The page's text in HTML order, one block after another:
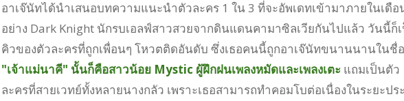
อาเจ๊นัทได้นำเสนอบทความแนะนำตัวละคร 1 ใน 3 ที่จะอัพเดทเข้ามาภายในเดื
อย่าง Dark Knight นักรบเอลฟ์สาวสวยจากดินแดนคามาซิลเวียกันไปแล้ว วันนี้ก็
คิวของตัวละครที่ถูกเพื่อนๆ โหวตติดอันดับ ซึ่งเธอคนนี้ถูกอาเจ๊นัทขนานนานในชื่อ
"เจ้าแม่นาคี" นั้นก็คือสาวน้อย Mystic ผู้ฝึกฝนเพลงหมัดและเพลงเตะแถมเป็นตัว
ละครที่สายเวทย์ทั้งหลายนางกลัว เพราะเธอสามารถทำคอมโบต่อเนื่องในระยะปร